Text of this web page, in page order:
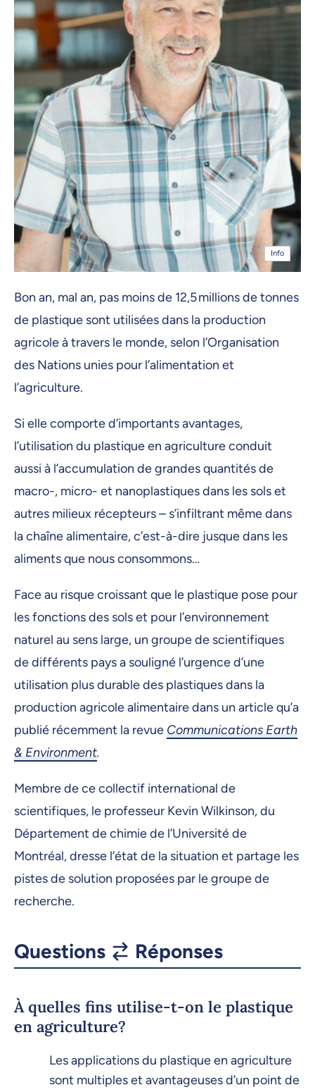
Info
Bon an, mal an, pas moins de 12,5 millions de tonnes
de plastique sont utilisées dans la production
agricole à travers le monde, selon l’Organisation
des Nations unies pour l’alimentation et
l’agriculture.
Si elle comporte d’importants avantages,
l’utilisation du plastique en agriculture conduit
aussi à l’accumulation de grandes quantités de
macro-, micro- et nanoplastiques dans les sols et
autres milieux récepteurs – s’infiltrant même dans
la chaîne alimentaire, c’est-à-dire jusque dans les
aliments que nous consommons…
Face au risque croissant que le plastique pose pour
les fonctions des sols et pour l’environnement
naturel au sens large, un groupe de scientifiques
de différents pays a souligné l’urgence d’une
utilisation plus durable des plastiques dans la
production agricole alimentaire dans un article qu’a
publié récemment la revue Communications Earth
& Environment.
Membre de ce collectif international de
scientifiques, le professeur Kevin Wilkinson, du
Département de chimie de l’Université de
Montréal, dresse l’état de la situation et partage les
pistes de solution proposées par le groupe de
recherche.
Questions Réponses
À quelles fins utilise-t-on le plastique
en agriculture?
Les applications du plastique en agriculture
sont multiples et avantageuses d’un point de